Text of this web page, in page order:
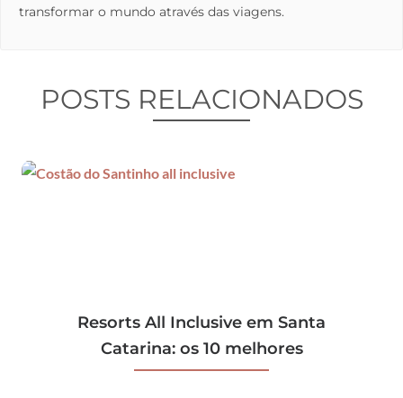
transformar o mundo através das viagens.
POSTS RELACIONADOS
Resorts All Inclusive em Santa
Catarina: os 10 melhores